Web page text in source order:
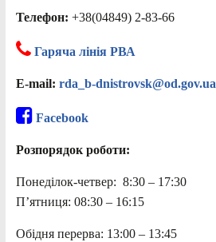
Телефон: +38(04849) 2-83-66
Гаряча лінія РВА
E-mail: rda_b-dnistrovsk@od.gov.ua
Facebook
Розпорядок роботи:
Понеділок-четвер: 8:30 – 17:30
П’ятниця: 08:30 – 16:15
Обідня перерва: 13:00 – 13:45